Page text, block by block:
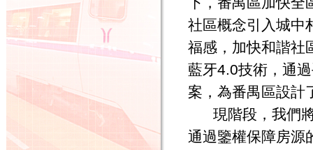
社區概念引入城中
福感，加快和諧
藍牙4.0技術，通
案，為番禺區設計
現階段，我們將
通過鑒權保障房源